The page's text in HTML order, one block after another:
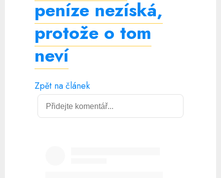
peníze nezíská,
protože o tom
neví
Zpět na článek